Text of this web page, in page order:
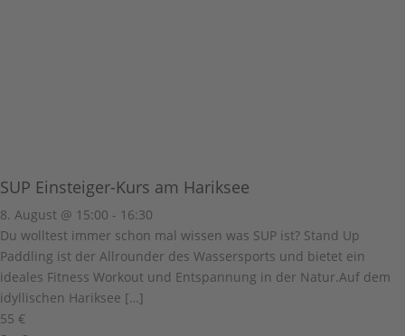
SUP Einsteiger-Kurs am Hariksee
8. August @ 15:00 - 16:30
Du wolltest immer schon mal wissen was SUP ist? Stand Up
Paddling ist der Allrounder des Wassersports und bietet ein
ideales Fitness Workout und Entspannung in der Natur.Auf dem
idyllischen Hariksee […]
55 €